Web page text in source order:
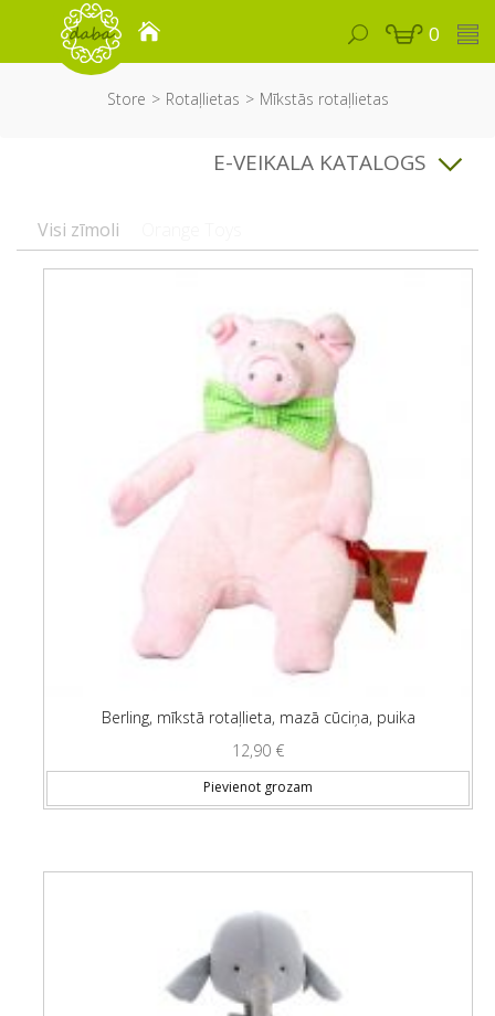
0
Store Rotaļlietas Mīkstās rotaļlietas
E-VEIKALA KATALOGS
Visi zīmoli
Berling, mīkstā rotaļlieta, mazā cūciņa, puika
12,90 €
Pievienot grozam